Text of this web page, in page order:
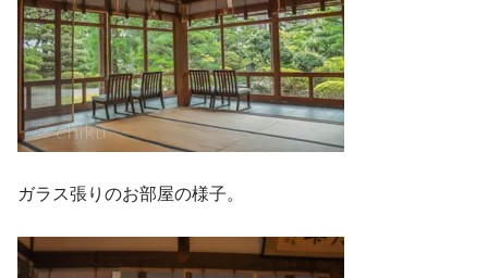
ガラス張りのお部屋の様子。